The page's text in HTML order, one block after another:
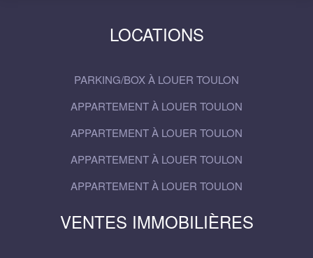
LOCATIONS
PARKING/BOX À LOUER TOULON
APPARTEMENT À LOUER TOULON
APPARTEMENT À LOUER TOULON
APPARTEMENT À LOUER TOULON
APPARTEMENT À LOUER TOULON
VENTES IMMOBILIÈRES